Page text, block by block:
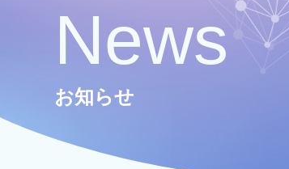
News
お知らせ